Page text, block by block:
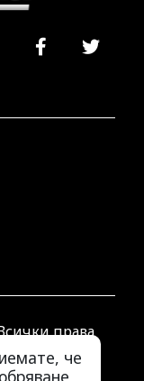
че
права